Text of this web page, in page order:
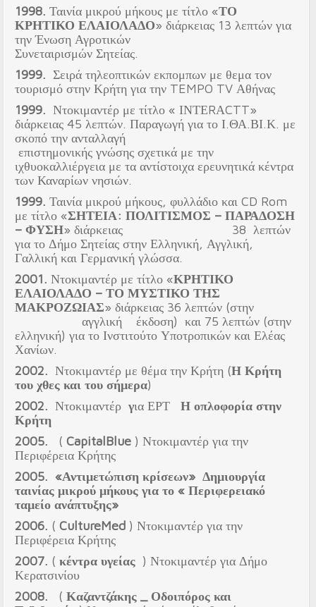
1998. Ταινία μικρού μήκους με τίτλο «ΤΟ
ΚΡΗΤΙΚΟ ΕΛΑΙΟΛΑΔΟ» διάρκειας 13 λεπτών για
την Ένωση Αγροτικών
Συνεταιρισμών Σητείας.
1999. Σειρά τηλεοπτικών εκπομπων με θεμα τον
τουρισμό στην Κρήτη για την TEMPO TV Αθήνας
1999. Ντοκιμαντέρ με τίτλο « ΙΝΤΕRΑCTT»
διάρκειας 45 λεπτών. Παραγωγή για το Ι.ΘΑ.ΒΙ.Κ. με
σκοπό την ανταλλαγή
επιστημονικής γνώσης σχετικά με την
ιχθυοκαλλιέργεια με τα αντίστοιχα ερευνητικά κέντρα
των Καναρίων νησιών.
1999. Ταινία μικρού μήκους, φυλλάδιο και CD Rom
με τίτλο «ΣΗΤΕΙΑ: ΠΟΛΙΤΙΣΜΟΣ – ΠΑΡΑΔΟΣΗ
– ΦΥΣΗ» διάρκειας 38 λεπτών
για το Δήμο Σητείας στην Ελληνική, Αγγλική,
Γαλλική και Γερμανική γλώσσα.
2001. Ντοκιμαντέρ με τίτλο «ΚΡΗΤΙΚΟ
ΕΛΑΙΟΛΑΔΟ – ΤΟ ΜΥΣΤΙΚΟ ΤΗΣ
ΜΑΚΡΟΖΩΙΑΣ» διάρκειας 36 λεπτών (στην
αγγλική έκδοση) και 75 λεπτών (στην
ελληνική) για το Ινστιτούτο Υποτροπικών και Ελέας
Χανίων.
2002. Ντοκιμαντέρ με θέμα την Κρήτη (Η Κρήτη
του χθες και του σήμερα)
2002. Ντοκιμαντέρ για ΕΡΤ Η οπλοφορία στην
Κρήτη
2005. ( CapitalBlue ) Ντοκιμαντέρ για την
Περιφέρεια Κρήτης
2005. «Αντιμετώπιση κρίσεων» Δημιουργία
ταινίας μικρού μήκους για το « Περιφερειακό
ταμείο ανάπτυξης»
2006. ( CultureMed ) Ντοκιμαντέρ για την
Περιφέρεια Κρήτης
2007. ( κέντρα υγείας ) Ντοκιμαντέρ για Δήμο
Κερατσινίου
2008. ( Καζαντζάκης _ Οδοιπόρος και